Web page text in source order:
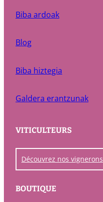
Biba ardoak
Blog
Biba hiztegia
Galdera erantzunak
VITICULTEURS
Découvrez nos vignerons
BOUTIQUE